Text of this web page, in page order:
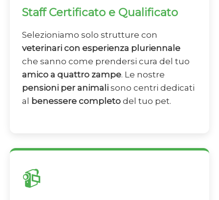
Staff Certificato e Qualificato
Selezioniamo solo strutture con
veterinari con esperienza pluriennale
che sanno come prendersi cura del tuo
amico a quattro zampe. Le nostre
pensioni per animali sono centri dedicati
al benessere completo del tuo pet.
📹